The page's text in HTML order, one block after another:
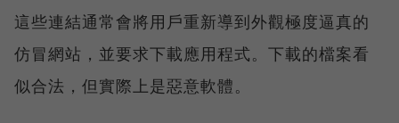
這些連結通常會將用戶重新導到外觀極度逼真的
仿冒網站，並要求下載應用程式。下載的檔案看
似合法，但實際上是惡意軟體。